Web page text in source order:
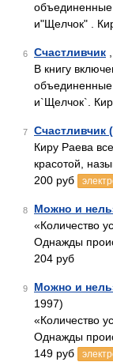
и"Щелчок" .
6 Счастливчик
В книгу
и`Щелчок`.
7 Счастливчик
Киру Раева
красотой,
200 руб
8 Можно и
«Количество
Однажды
204 руб
9 Можно и
1997)
«Количество
Однажды
149 руб